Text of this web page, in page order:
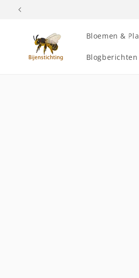
naar de
Bloemen &
Blogberichten